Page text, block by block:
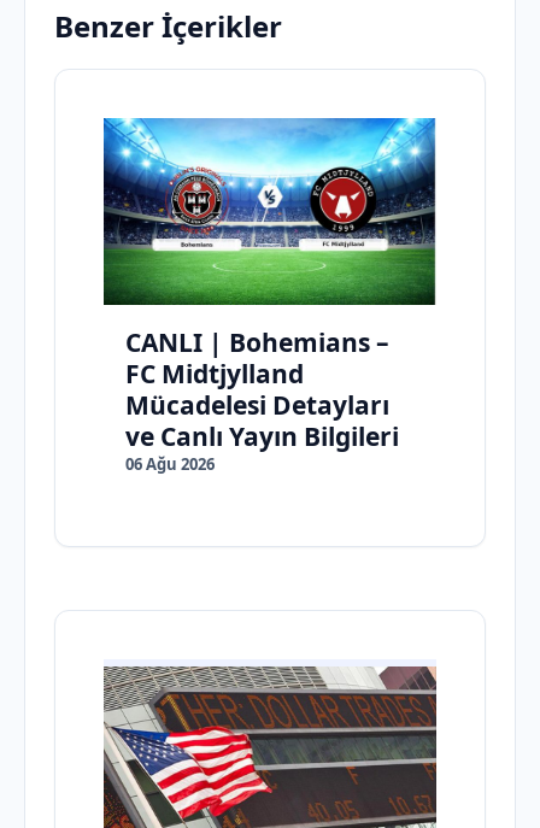
Benzer İçerikler
CANLI | Bohemians –
FC Midtjylland
Mücadelesi Detayları
ve Canlı Yayın Bilgileri
06 Ağu 2026